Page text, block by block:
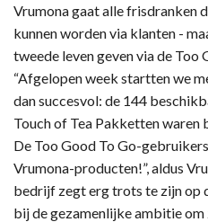
Vrumona gaat alle frisdranken
kunnen worden via klanten -
tweede leven geven via de Too
“Afgelopen week startten we
dan succesvol: de 144
Touch of Tea Pakketten waren
De Too Good To Go-
Vrumona-producten!”, aldus
bedrijf zegt erg trots te zijn op
bij de gezamenlijke ambitie